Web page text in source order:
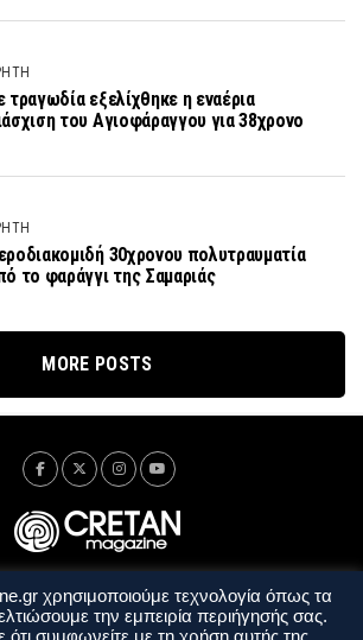
τραγωδία εξελίχθηκε η εναέρια
του Αγιοφάραγγου για 38χρονο
30χρονου πολυτραυματία
το φαράγγι της Σαμαριάς
MORE POSTS
Πολιτική Απορρήτου
Όροι Χρήσης
Όροι και Προϋποθέσεις
χρησιμοποιούμε τεχνολογία όπως τα
την εμπειρία περιήγησής σας.
ότι συμφωνείτε με τη χρήση αυτής της